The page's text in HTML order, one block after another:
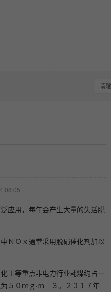
应用，每年会产生大量的失活脱
ＮＯｘ通常采用脱硝催化剂加以
工等重点非电力行业耗煤约占一
５０ｍｇ·ｍ－３。２０１７年